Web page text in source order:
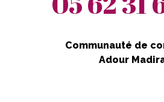
Communauté de
Adour